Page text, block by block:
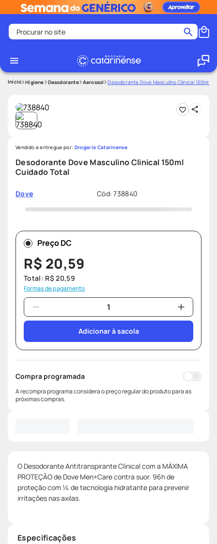
Procurar no site
1
2º
medley
4º
protetor solar facial
5º
shampoo
6
tadalafila
7º
mounjaro
8º
ozivy
9º
protetor solar
Higiene Desodorante Aerossol Desodorante Dove Masculino Clinical 150ml
Desodorante Dove Masculino Clinical 150ml
Cuidado Total
Dove Cód:738840
Vendido e entregue por: Drogaria Catarinense
Preço DC
R$ 20,59
Total: R$ 20,59
Formas de pagamento
Adicionar à sacola
Compra programada
A recompra programa considera o preço regular do produto para as
próximas compras.
O Desodorante Antitranspirante Clinical com a MÁXIMA
PROTEÇÃO de Dove Men+Care contra suor. 96h de
proteção com ¼ de tecnologia hidratante para prevenir
irritações nas axilas.
Especificações